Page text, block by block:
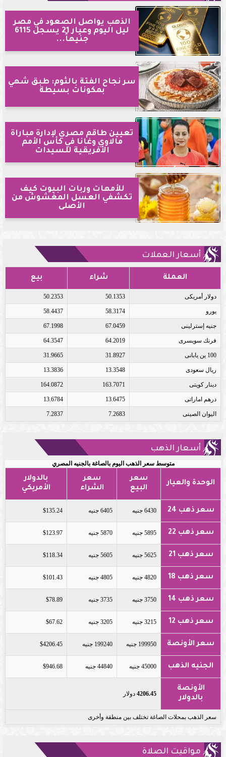
الذهب يواصل الصعود في مصر
ليل اليوم وعيار 21 يسجل 6115
جنيهاً...
سر نجاح الفتة بالثوم: طبق شهي
بمكونات بسيطة
تعيين طاقم مصري لإدارة مباراة
مالاوي وغانا في كأس الأمم
الأفريقية للسيدات
للأمهات وربات البيوت كيف
تكشفي العسل المغشوش من
الأصلى
أسعار العملات
العملة شراء بيع
دولار أمريكى 50.1353
50.2353
يورو 58.3174
58.4437
جنيه إسترلينى 67.0459
67.1998
فرنك سويسرى 64.2019
64.3547
100 ين يابانى 31.8927
31.9665
ريال سعودى 13.3548
13.3836
دينار كويتى 163.7071
164.0872
درهم اماراتى 13.6475
13.6784
اليوان الصينى 7.2683
7.2837
أسعار الذهب
متوسط سعر الذهب اليوم بالصاغة بالجنيه المصري
الوحدة والعيار
سعر
البيع
سعر
الشراء
بالدولار
الأمريكي
سعر ذهب 24 6430 جنيه 6405 جنيه $135.24
سعر ذهب 22 5895 جنيه 5870 جنيه $123.97
سعر ذهب 21 5625 جنيه 5605 جنيه $118.34
سعر ذهب 18 4820 جنيه 4805 جنيه $101.43
سعر ذهب 14 3750 جنيه 3735 جنيه $78.89
سعر ذهب 12 3215 جنيه 3205 جنيه $67.62
سعر الأونصة 199950 جنيه 199240 جنيه $4206.45
الجنيه الذهب 45000 جنيه 44840 جنيه $946.68
الأونصة
بالدولار
4206.45 دولار
سعر الذهب بمحلات الصاغة تختلف بين منطقة وأخرى
مواقيت الصلاة